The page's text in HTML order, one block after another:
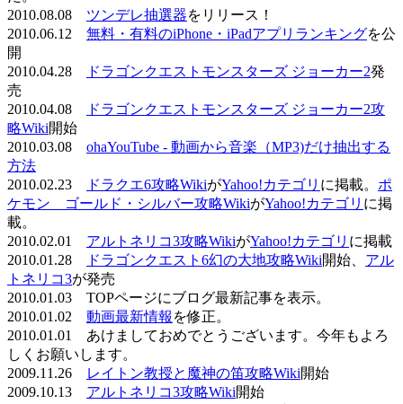
2010.08.08 ツンデレ抽選器をリリース！
2010.06.12 無料・有料のiPhone・iPadアプリランキングを公
開
2010.04.28
ドラゴンクエストモンスターズ ジョーカー2発
売
2010.04.08
ドラゴンクエストモンスターズ ジョーカー2攻
略Wiki開始
2010.03.08 ohaYouTube - 動画から音楽（MP3)だけ抽出する
方法
2010.02.23
ドラクエ6攻略WikiがYahoo!カテゴリ に掲載。 ポ
ケモン ゴールド・シルバー攻略WikiがYahoo!カテゴリ に掲
載。
2010.02.01 アルトネリコ3攻略WikiがYahoo!カテゴリ に掲載
2010.01.28
ドラゴンクエスト6幻の大地攻略Wiki開始、 アル
トネリコ3が発売
2010.01.03 TOPページにブログ最新記事を表示。
2010.01.02 動画最新情報 を修正。
2010.01.01 あけましておめでとうございます。今年もよろ
しくお願いします。
2009.11.26
レイトン教授と魔神の笛攻略Wiki開始
2009.10.13 アルトネリコ3攻略Wiki開始